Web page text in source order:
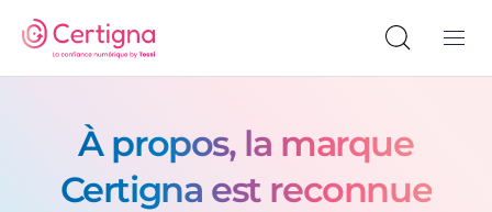
À propos, la marque
Certigna est reconnue